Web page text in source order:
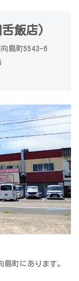
舌飯店)
島町5543-6
島町にあります。